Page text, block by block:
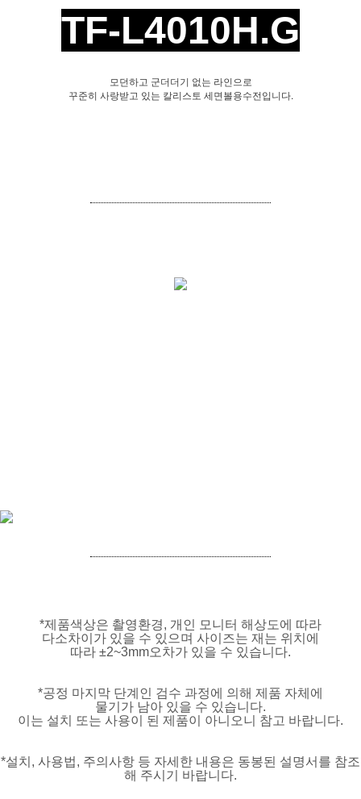
TF-L4010H.G
모던하고 군더더기 없는 라인으로
꾸준히 사랑받고 있는 칼리스토 세면볼용수전입니다.
*제품색상은 촬영환경, 개인 모니터 해상도에 따라
다소차이가 있을 수 있으며 사이즈는 재는 위치에
따라 ±2~3mm오차가 있을 수 있습니다.
*공정 마지막 단계인 검수 과정에 의해 제품 자체에
물기가 남아 있을 수 있습니다.
이는 설치 또는 사용이 된 제품이 아니오니 참고 바랍니다.
*설치, 사용법, 주의사항 등 자세한 내용은 동봉된 설명서를 참조
해 주시기 바랍니다.